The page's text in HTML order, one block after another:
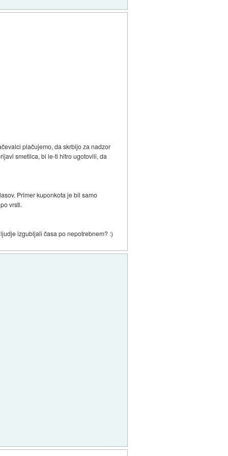
plačujemo, da skrbijo za nadzor
smetilca, bi le-ti hitro ugotovili, da
Primer kuponkota je bil samo
vrsti.
izgubljali časa po nepotrebnem? :)